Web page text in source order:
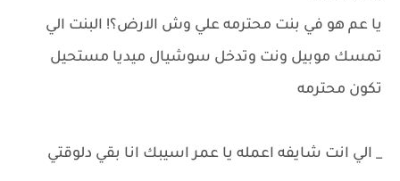
يا عم هو في بنت محترمه علي وش الارض؟! البنت الي
تمسك موبيل ونت وتدخل سوشيال ميديا مستحيل
تكون محترمه
_ الي انت شايفه اعمله يا عمر اسيبك انا بقي دلوقتي